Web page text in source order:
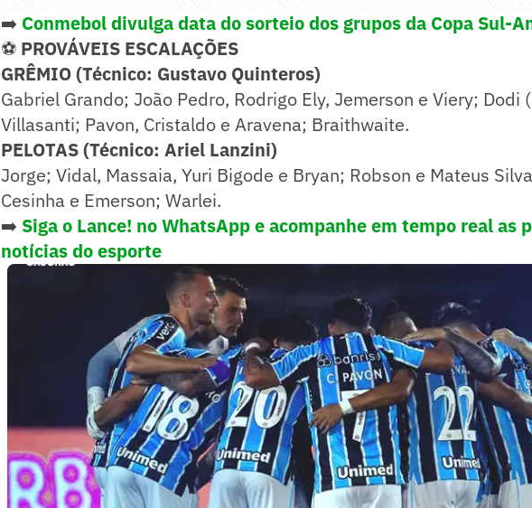
➡️ Conmebol divulga data do sorteio dos grupos da Copa Sul-
⚽ PROVÁVEIS ESCALAÇÕES
GRÊMIO (Técnico: Gustavo Quinteros)
Gabriel Grando; João Pedro, Rodrigo Ely, Jemerson e Viery; Dodi
Villasanti; Pavon, Cristaldo e Aravena; Braithwaite.
PELOTAS (Técnico: Ariel Lanzini)
Jorge; Vidal, Massaia, Yuri Bigode e Bryan; Robson e Mateus
Cesinha e Emerson; Warlei.
➡️ Siga o Lance! no WhatsApp e acompanhe em tempo real as
notícias do esporte